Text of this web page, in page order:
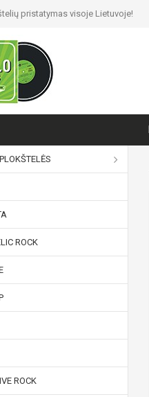
pristatymas visoje Lietuvoje!
ROCK
ROCK